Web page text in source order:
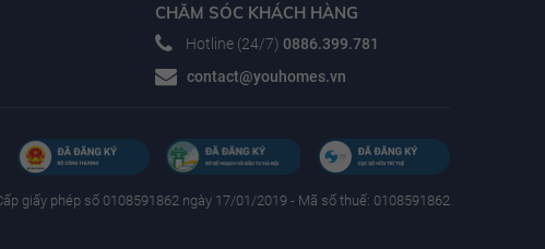
CHĂM SÓC KHÁCH HÀNG
Hotline (24/7) 0886.399.781
contact@youhomes.vn
giấy phép số 0108591862 ngày 17/01/2019 - Mã số thuế: 0108591862